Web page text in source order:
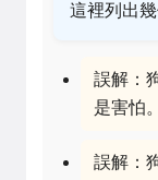
這裡列出
誤解：
是害怕。
誤解：